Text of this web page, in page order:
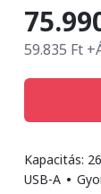
59.835 Ft
Kapacitás:
USB-A •